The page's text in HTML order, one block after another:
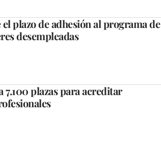
plazo de adhesión al programa de
desempleadas
7.100 plazas para acreditar